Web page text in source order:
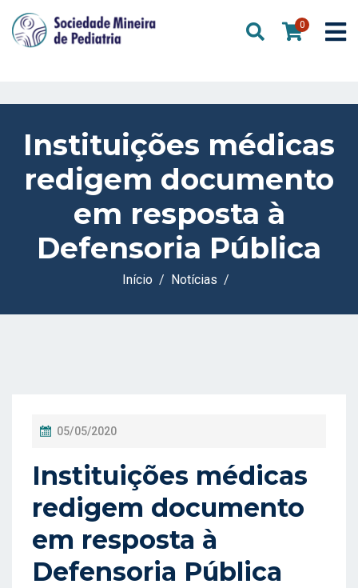
0
Instituições médicas
redigem documento
em resposta à
Defensoria Pública
Início Notícias
P
S
A
D
O
05/05/2020
Instituições médicas
redigem documento
em resposta à
Defensoria Pública